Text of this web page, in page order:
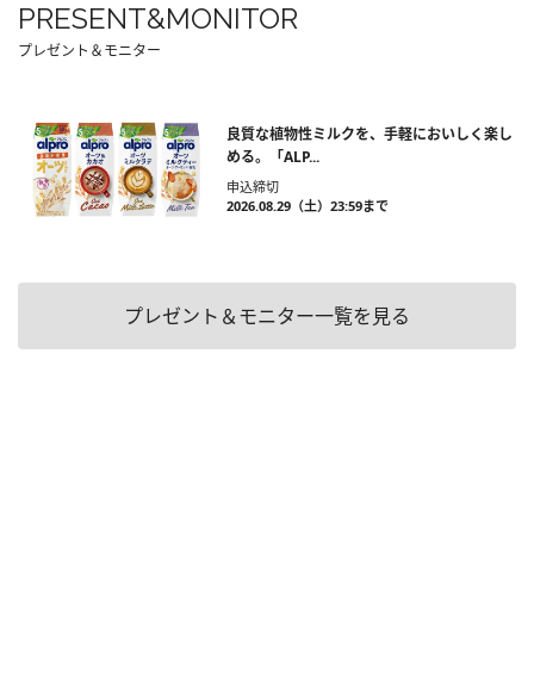
PRESENT&MONITOR
プレゼント＆モニター
良質な植物性ミルクを、手軽においしく楽し
める。「ALP...
申込締切
2026.08.29（土）23:59まで
プレゼント＆モニター一覧を見る